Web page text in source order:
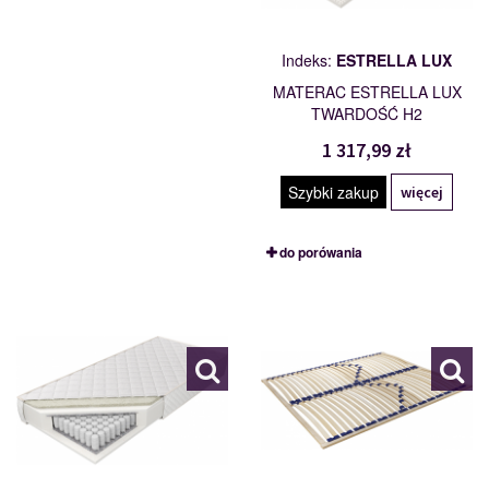
Indeks: ESTRELLA LUX
MATERAC ESTRELLA LUX
TWARDOŚĆ H2
1 317,99 zł
Szybki zakup więcej
do porówania